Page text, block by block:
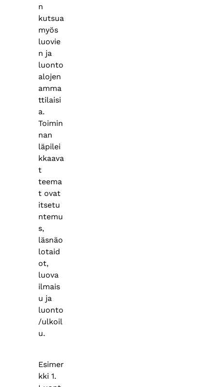
n
kutsua
myös
luovie
n ja
luonto
alojen
amma
ttilaisi
a.
Toimin
nan
läpilei
kkaava
t
teema
t ovat
itsetu
ntemu
s,
läsnäo
lotaid
ot,
luova
ilmais
u ja
luonto
/ulkoil
u.
Esimer
kki 1.